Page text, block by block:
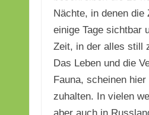
Nächte, in denen
einige Tage sichtbar
Zeit, in der alles still
Das Leben und die
Fauna, scheinen
zuhalten. In vielen